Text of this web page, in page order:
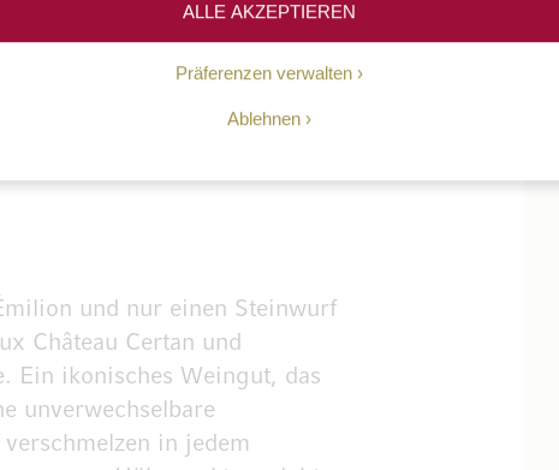
Präferenzen verwalten
Ablehnen
ALLE AKZEPTIEREN
und nur einen Steinwurf
Château Certan und
Ein ikonisches Weingut, das
unverwechselbare
in jedem